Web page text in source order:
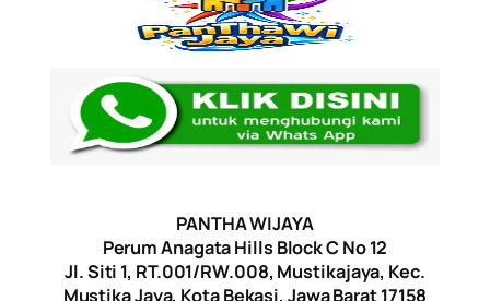
PANTHA WIJAYA
Perum Anagata Hills Block C No 12
Jl. Siti 1, RT.001/RW.008, Mustikajaya, Kec.
Mustika Jaya, Kota Bekasi, Jawa Barat 17158